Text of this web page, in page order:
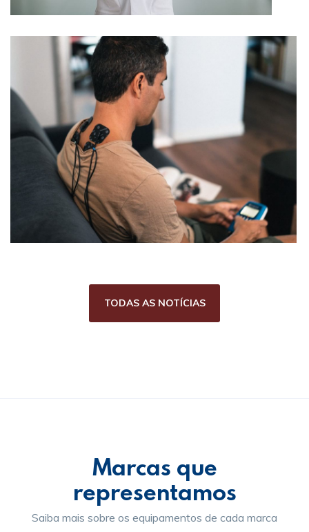
TODAS AS NOTÍCIAS
Marcas que
representamos
Saiba mais sobre os equipamentos de cada marca